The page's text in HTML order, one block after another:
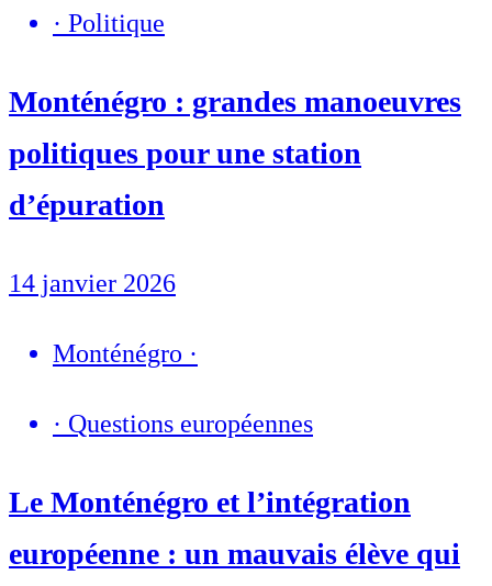
· Politique
Monténégro : grandes manoeuvres
politiques pour une station
d’épuration
14 janvier 2026
Monténégro ·
· Questions européennes
Le Monténégro et l’intégration
européenne : un mauvais élève qui